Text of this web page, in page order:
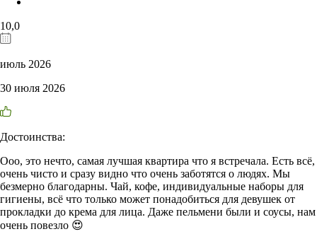
10,0
июль 2026
30 июля 2026
Достоинства:
Ооо, это нечто, самая лучшая квартира что я встречала. Есть всё,
очень чисто и сразу видно что очень заботятся о людях. Мы
безмерно благодарны. Чай, кофе, индивидуальные наборы для
гигиены, всё что только может понадобиться для девушек от
прокладки до крема для лица. Даже пельмени были и соусы, нам
очень повезло 😍